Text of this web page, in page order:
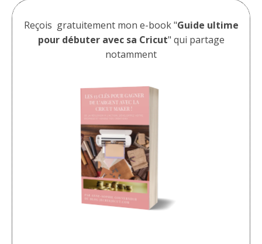
Reçois gratuitement mon e-book "Guide ultime
pour débuter avec sa Cricut" qui partage
notamment